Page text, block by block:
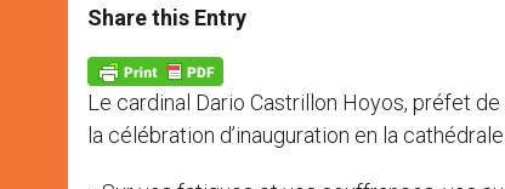
t
s
p
p
s
e
g
e
r
e
b
k
Share this Entry
Le cardinal Dario Castrillon Hoyos, préfet
la célébration d’inauguration en la